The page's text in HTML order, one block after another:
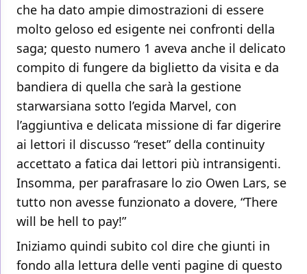
che ha dato ampie dimostrazioni di essere
molto geloso ed esigente nei confronti della
saga; questo numero 1 aveva anche il delicato
compito di fungere da biglietto da visita e da
bandiera di quella che sarà la gestione
starwarsiana sotto l’egida Marvel, con
l’aggiuntiva e delicata missione di far digerire
ai lettori il discusso “reset” della continuity
accettato a fatica dai lettori più intransigenti.
Insomma, per parafrasare lo zio Owen Lars, se
tutto non avesse funzionato a dovere, “There
will be hell to pay!”
Iniziamo quindi subito col dire che giunti in
fondo alla lettura delle venti pagine di questo